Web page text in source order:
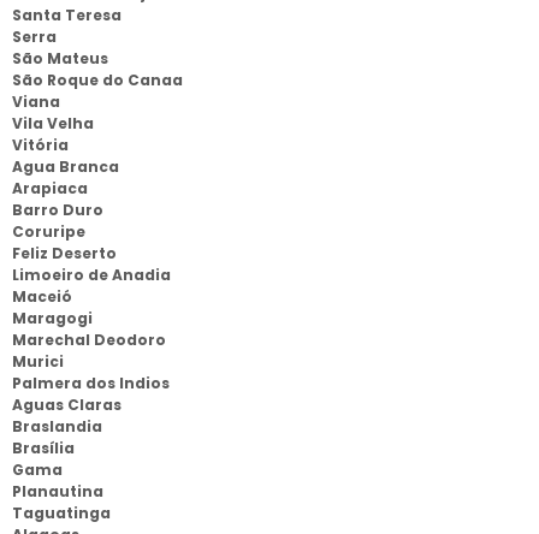
Santa Teresa
Serra
São Mateus
São Roque do Canaa
Viana
Vila Velha
Vitória
Agua Branca
Arapiaca
Barro Duro
Coruripe
Feliz Deserto
Limoeiro de Anadia
Maceió
Maragogi
Marechal Deodoro
Murici
Palmera dos Indios
Aguas Claras
Braslandia
Brasília
Gama
Planautina
Taguatinga